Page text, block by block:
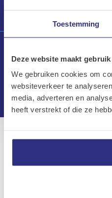
Toestemming
Deze website maakt
We gebruiken cookies om
websiteverkeer te
media, adverteren en
heeft verstrekt of die ze
Algemene voorwaarden |
Cookies
© Kalkhuis B.V. 2026